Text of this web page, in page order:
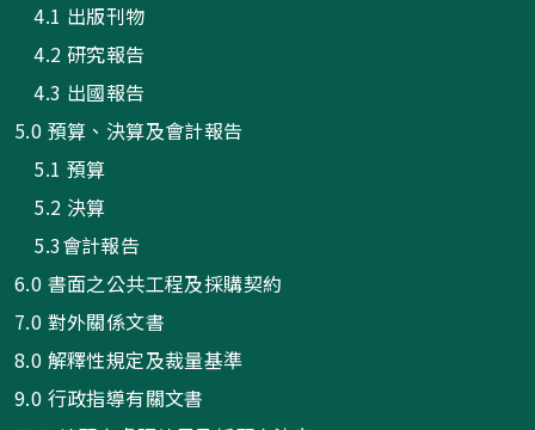
4.1 出版刊物
4.2 研究報告
4.3 出國報告
5.0 預算、決算及會計報告
5.1 預算
5.2 決算
5.3會計報告
6.0 書面之公共工程及採購契約
7.0 對外關係文書
8.0 解釋性規定及裁量基準
9.0 行政指導有關文書